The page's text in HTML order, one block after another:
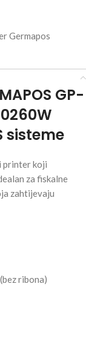
Germapos
GP-
sisteme
printer koji
za fiskalne
zahtijevaju
ribona)